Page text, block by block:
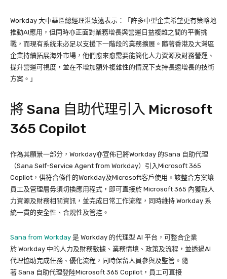
Workday 大中華區總經理湛致遠表示：「許多中型企業希望更有策略地
推動AI應用，但同時亦正面對業務增長與營運日益複雜之間的平衡挑
戰，而現有系統未必足以支援下一階段的業務擴展。隨著香港及大灣區
企業持續拓展海外市場，他們愈來愈需要能簡化人力資源及財務營運、
提升營運可視度，並在不增加額外複雜性的情況下支持長遠增長的技術
方案。」
將 Sana 自助代理引入 Microsoft
365 Copilot
作為其願景一部分，Workday亦宣佈已將Workday 的Sana 自助代理
（Sana Self-Service Agent from Workday）引入Microsoft 365
Copilot，供符合條件的Workday及Microsoft客戶使用。該整合方案讓
員工及管理層毋須切換應用程式，即可直接於 Microsoft 365 內獲取人
力資源及財務相關資訊，並完成日常工作流程，同時維持 Workday 系
統一貫的安全性、合規性及管控。
Sana from Workday 是 Workday 的代理型 AI 平台，可整合企業
於 Workday 中的人力及財務數據、業務情境、政策及流程，並透過AI
代理協助完成任務、優化流程，同時保留人員參與及監管。隨
著 Sana 自助代理登陸Microsoft 365 Copilot，員工可直接